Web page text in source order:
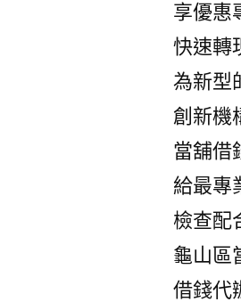
享優惠
快速轉
為新型
創新機
當舖借
給最專
檢查配
龜山區
借錢代